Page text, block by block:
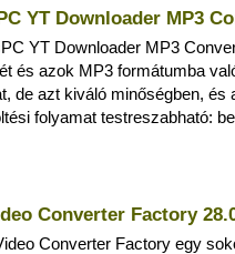
YT Downloader MP3
YT Downloader MP3
és azok MP3 formátumba
de azt kiváló minőségben, és
folyamat testreszabható:
Converter Factory
Converter Factory egy